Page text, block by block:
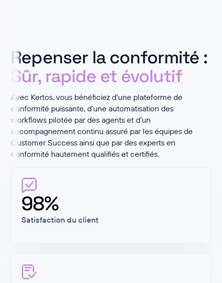
Repenser la conformité :
Sûr, rapide et évolutif
Avec Kertos, vous bénéficiez d'une plateforme de
conformité puissante, d'une automatisation des
workflows pilotée par des agents et d'un
accompagnement continu assuré par les équipes de
Customer Success ainsi que par des experts en
conformité hautement qualifiés et certifiés.
98%
Satisfaction du client